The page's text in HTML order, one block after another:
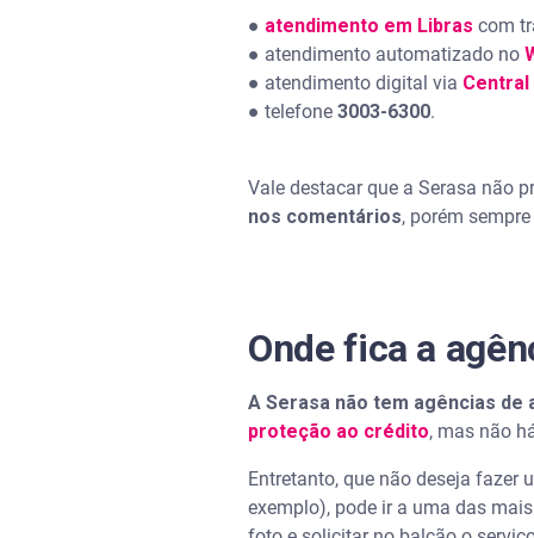
● atendimento em Libras com
● atendimento automatizado no
● atendimento digital via Central
● telefone 3003-6300.
Vale destacar que a Serasa não
nos comentários, porém
Onde fica a
A Serasa não tem agências de
proteção ao crédito, mas não
Entretanto, que não deseja
exemplo), pode ir a uma das